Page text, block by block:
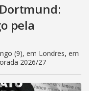
pela
(9), em Londres, em
2026/27